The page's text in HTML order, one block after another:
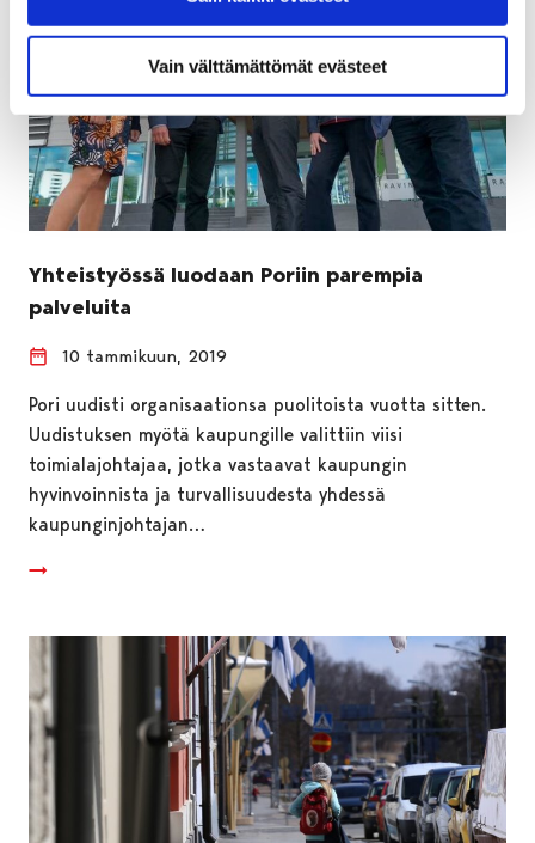
Vain välttämättömät evästeet
Yhteistyössä luodaan Poriin parempia
palveluita
10 tammikuun, 2019
Pori uudisti organisaationsa puolitoista vuotta sitten.
Uudistuksen myötä kaupungille valittiin viisi
toimialajohtajaa, jotka vastaavat kaupungin
hyvinvoinnista ja turvallisuudesta yhdessä
kaupunginjohtajan…